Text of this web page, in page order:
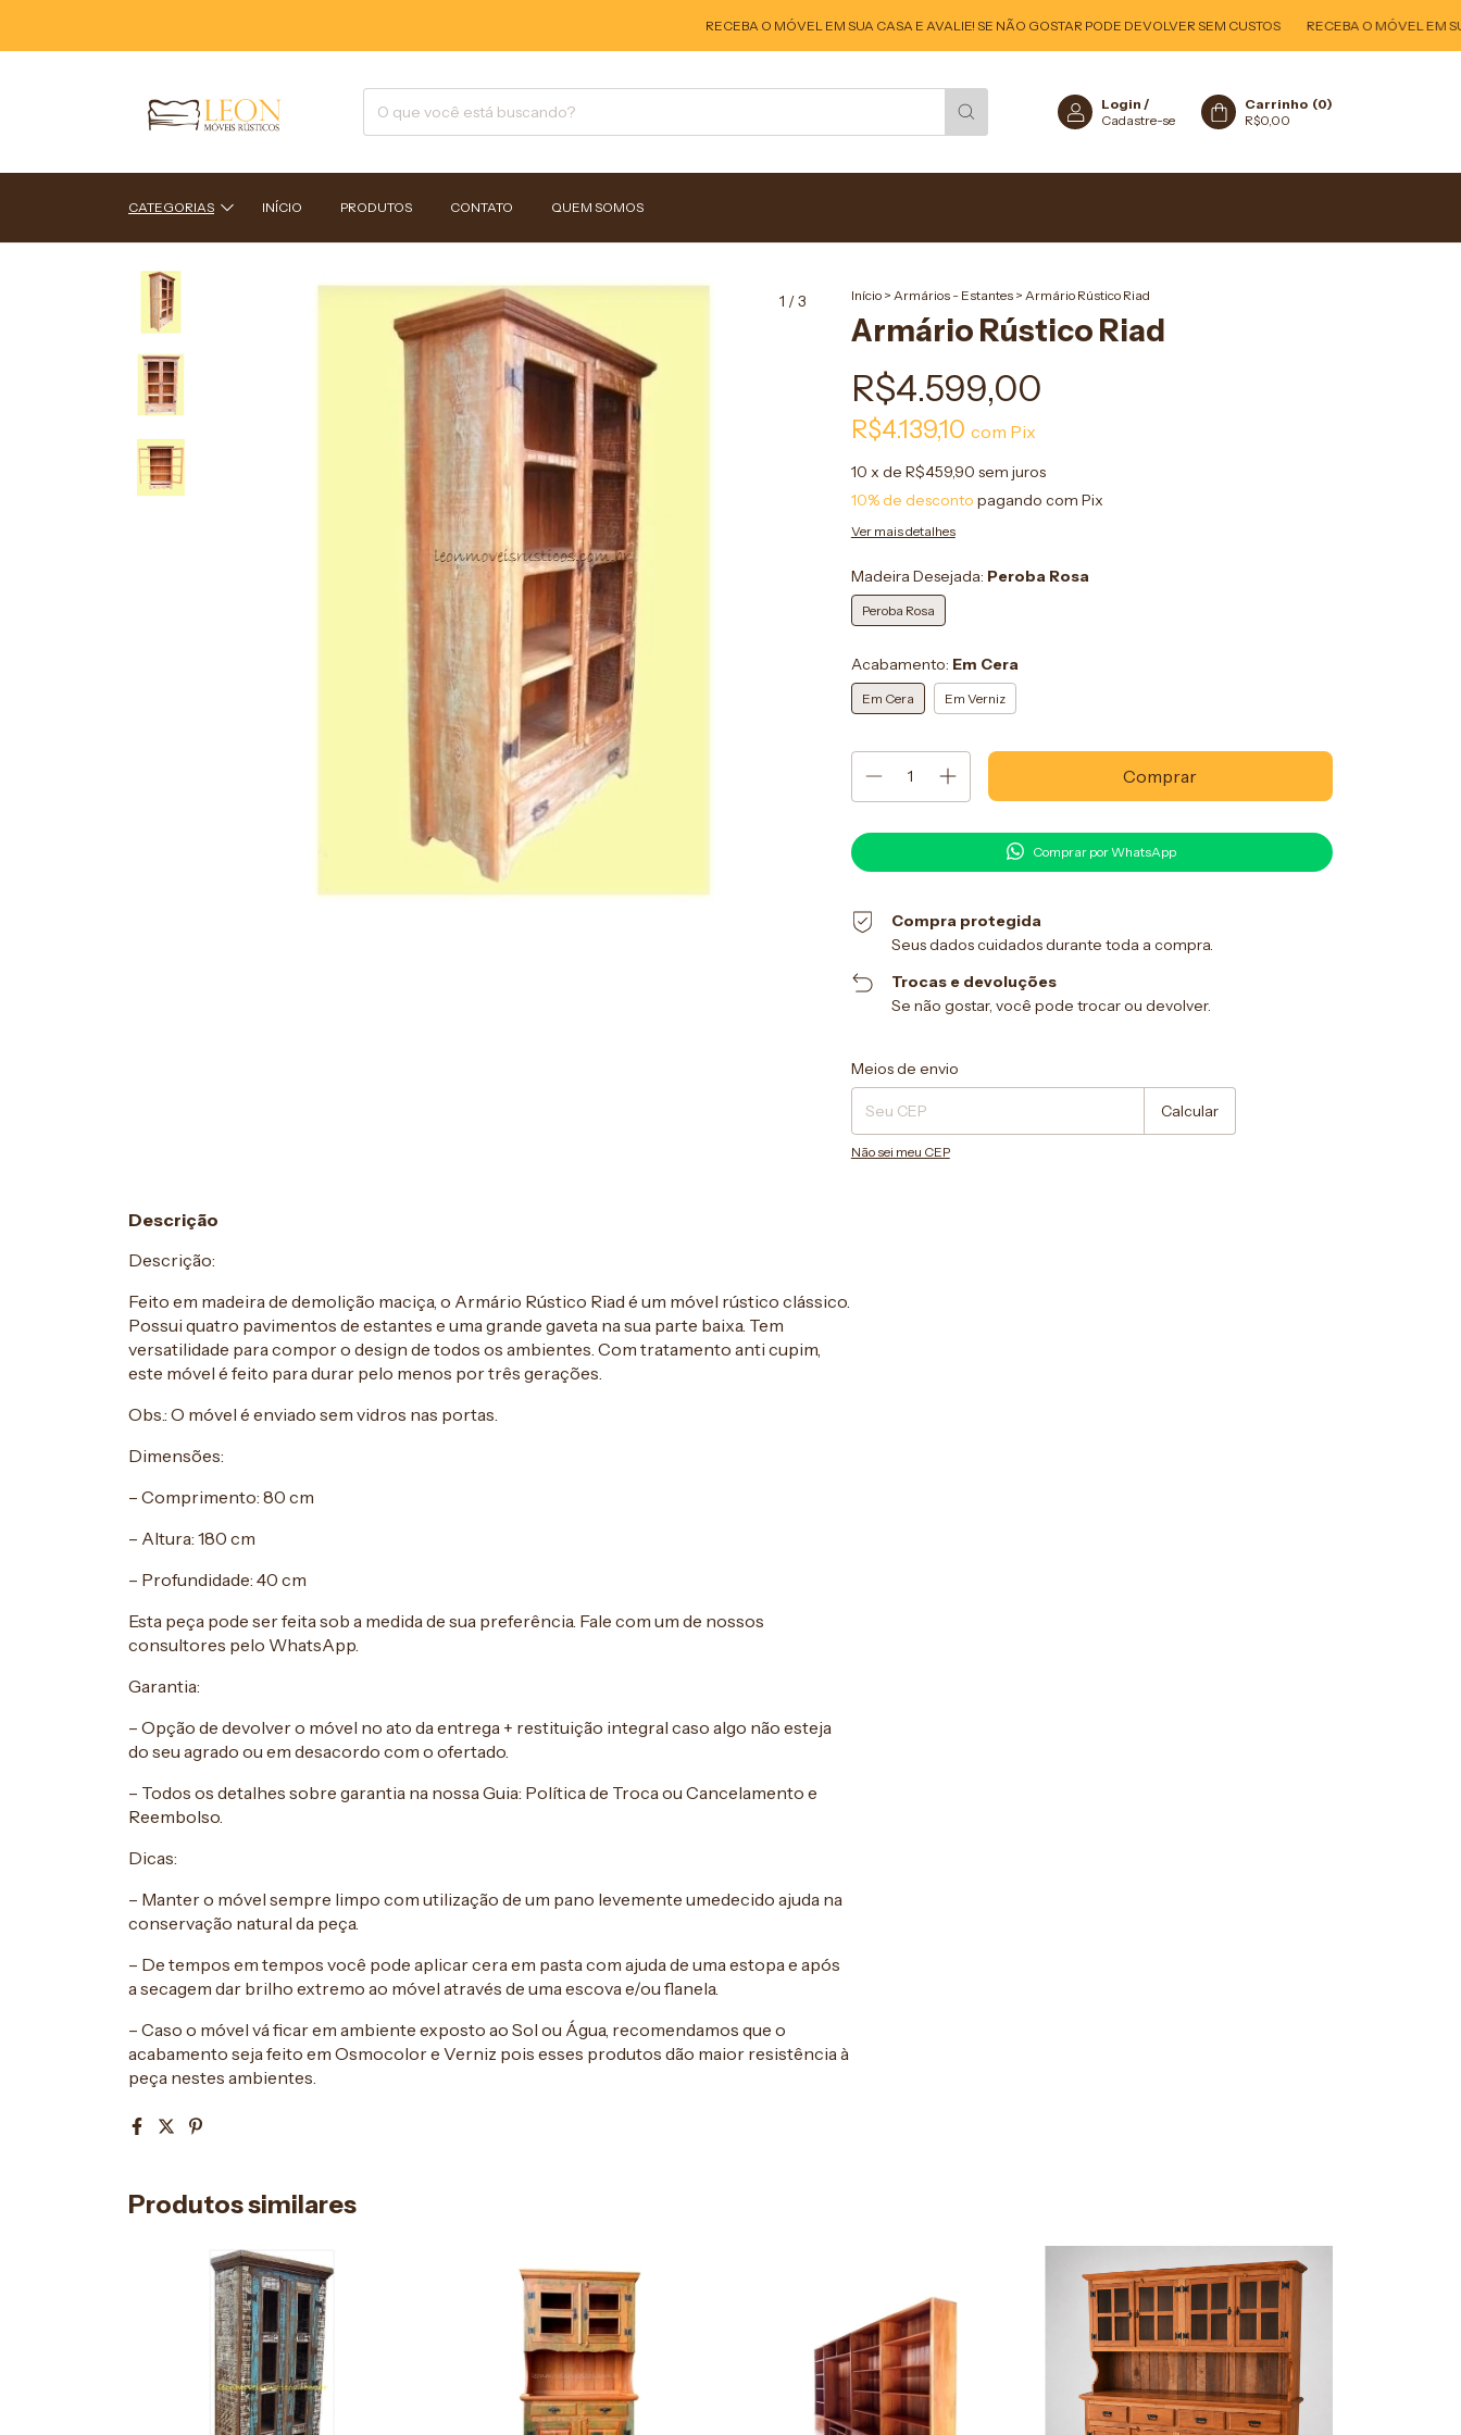
RECEBA O MÓVEL EM SUA CASA E AVALIE! SE NÃO GOSTAR PODE DEVOLVER SEM CUSTOS RECEBA O MÓVEL EM SUA
Login /
Cadastre-se
Carrinho (0)
R$0,00
CATEGORIAS INÍCIO PRODUTOS CONTATO QUEM SOMOS
1 /3 Início > Armários - Estantes > Armário Rústico Riad
Armário Rústico Riad
R$4.599,00
R$4.139,10 com Pix
10 x de R$459,90 sem juros
10% de desconto pagando com Pix
Ver mais detalhes
Madeira Desejada: Peroba Rosa
Peroba Rosa
Acabamento: Em Cera
Em Cera Em Verniz
Comprar por WhatsApp
Compra protegida
Seus dados cuidados durante toda a compra.
Trocas e devoluções
Se não gostar, você pode trocar ou devolver.
Entregas para o CEP:
Meios de envio
Calcular
Não sei meu CEP
Descrição
Descrição:
Feito em madeira de demolição maciça, o Armário Rústico Riad é um móvel rústico clássico.
Possui quatro pavimentos de estantes e uma grande gaveta na sua parte baixa. Tem
versatilidade para compor o design de todos os ambientes. Com tratamento anti cupim,
este móvel é feito para durar pelo menos por três gerações.
Obs.: O móvel é enviado sem vidros nas portas.
Dimensões:
– Comprimento: 80 cm
– Altura: 180 cm
– Profundidade: 40 cm
Esta peça pode ser feita sob a medida de sua preferência. Fale com um de nossos
consultores pelo WhatsApp.
Garantia:
– Opção de devolver o móvel no ato da entrega + restituição integral caso algo não esteja
do seu agrado ou em desacordo com o ofertado.
– Todos os detalhes sobre garantia na nossa Guia: Política de Troca ou Cancelamento e
Reembolso.
Dicas:
– Manter o móvel sempre limpo com utilização de um pano levemente umedecido ajuda na
conservação natural da peça.
– De tempos em tempos você pode aplicar cera em pasta com ajuda de uma estopa e após
a secagem dar brilho extremo ao móvel através de uma escova e/ou flanela.
– Caso o móvel vá ficar em ambiente exposto ao Sol ou Água, recomendamos que o
acabamento seja feito em Osmocolor e Verniz pois esses produtos dão maior resistência à
peça nestes ambientes.
Produtos similares